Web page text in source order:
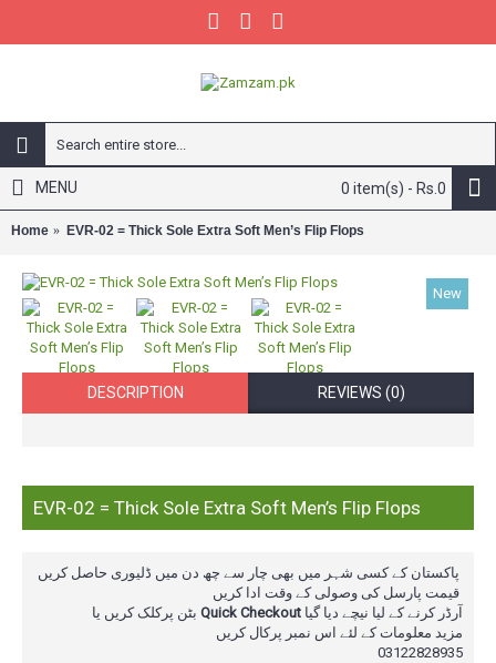
0 item(s) - Rs.0
MENU
Home EVR-02 = Thick Sole Extra Soft Men’s Flip Flops
New
DESCRIPTION REVIEWS (0)
EVR-02 = Thick Sole Extra Soft Men’s Flip Flops
آرڈر کرنے کے لیا نیچے دیا گیا Quick Checkout بٹن پرکلک کریں یا
مزید معلومات کے لئے اس نمبر پرکالکریں
03122828935